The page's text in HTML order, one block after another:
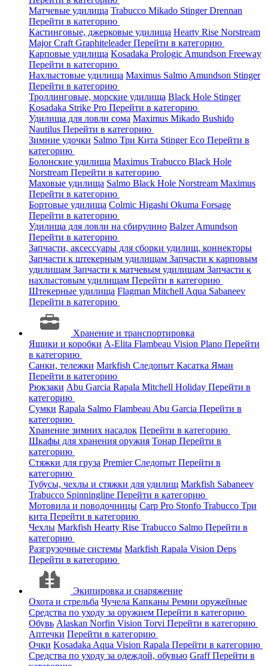
Матчевые удилища Trabucco Mikado StingerDrennan
Перейти в категорию
Кастинговые, джерковые удилища Hearty Rise Norstream
Major Craft GraphiteleaderПерейти в категорию
Карповые удилища Kosadaka Prologic Amundson Freeway
Перейти в категорию
Нахлыстовые удилища Maximus Salmo Amundson Stinger
Перейти в категорию
Троллинговые, морские удилища Black Hole Stinger
Kosadaka Strike Pro Перейти в категорию
Удилища для ловли сома Maximus Mikado Bushido
Nautilus Перейти в категорию
Зимние удочки Salmo Три Кита StingerEco Перейти в
категорию
Болонские удилища Maximus Trabucco Black Hole
Norstream Перейти в категорию
Маховые удилища Salmo Black Hole Norstream Maximus
Перейти в категорию
Бортовые удилища Colmic Higashi Okuma Forsage
Перейти в категорию
Удилища для ловли на сбирулино BalzerAmundson
Перейти в категорию
Запчасти, аксессуары для сборки удилищ, коннекторы
Запчасти к штекерным удилищам Запчасти к карповым
удилищам Запчасти к матчевым удилищам Запчасти к
нахлыстовым удилищам Перейти в категорию
Штекерные удилища Flagman Mitchell Aqua Sabaneev
Перейти в категорию
Хранение и транспортировка
Ящики и коробки A-Elita Flambeau Vision Plano Перейти
в категорию
Санки, тележки Markfish Следопыт Касатка Яман
Перейти в категорию
Рюкзаки Abu Garcia Rapala Mitchell Holiday Перейти в
категорию
Сумки Rapala Salmo Flambeau Abu Garcia Перейти в
категорию
Хранение зимних насадок Перейти в категорию
Шкафы для хранения оружия Тонар Перейти в
категорию
Стяжки для груза PremierСледопыт Перейти в
категорию
Тубусы, чехлы и стяжки для удилищ Markfish Sabaneev
Trabucco Spinningline Перейти в категорию
Мотовила и поводочницы Carp Pro Stonfo Trabucco Три
кита Перейти в категорию
Чехлы Markfish Hearty Rise Trabucco Salmo Перейти в
категорию
Разгрузочные системы Markfish Rapala Vision Deps
Перейти в категорию
Экипировка и снаряжение
Охота и стрельба Чучела Капканы Ремни оружейные
Средства по уходу за оружием Перейти в категорию
Обувь Alaskan Norfin Vision Torvi Перейти в категорию
Аптечки Перейти в категорию
Очки Kosadaka Aqua Vision Rapala Перейти в категорию
Средства по уходу за одеждой, обувью GraffПерейти в